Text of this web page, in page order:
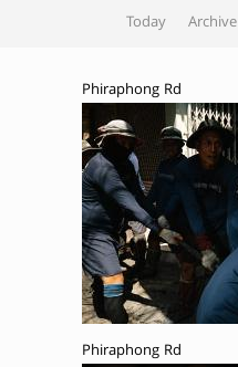
Today Archive
Phiraphong Rd
Phiraphong Rd